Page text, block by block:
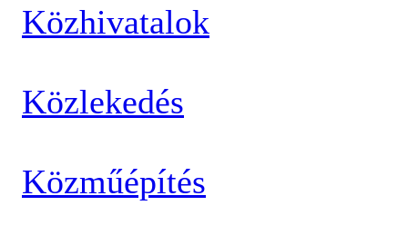
Közhivatalok
Közlekedés
Közműépítés